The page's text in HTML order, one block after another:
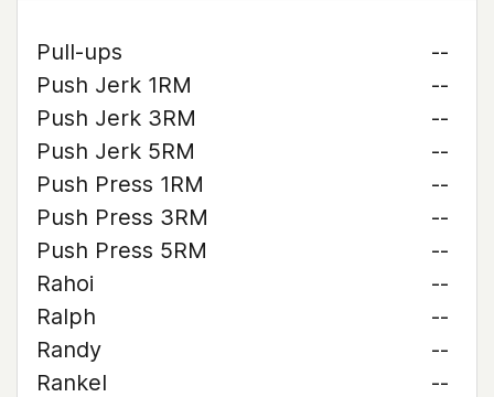
Pull-ups
--
Push Jerk 1RM
--
Push Jerk 3RM
--
Push Jerk 5RM
--
Push Press 1RM
--
Push Press 3RM
--
Push Press 5RM
--
Rahoi
--
Ralph
--
Randy
--
Rankel
--